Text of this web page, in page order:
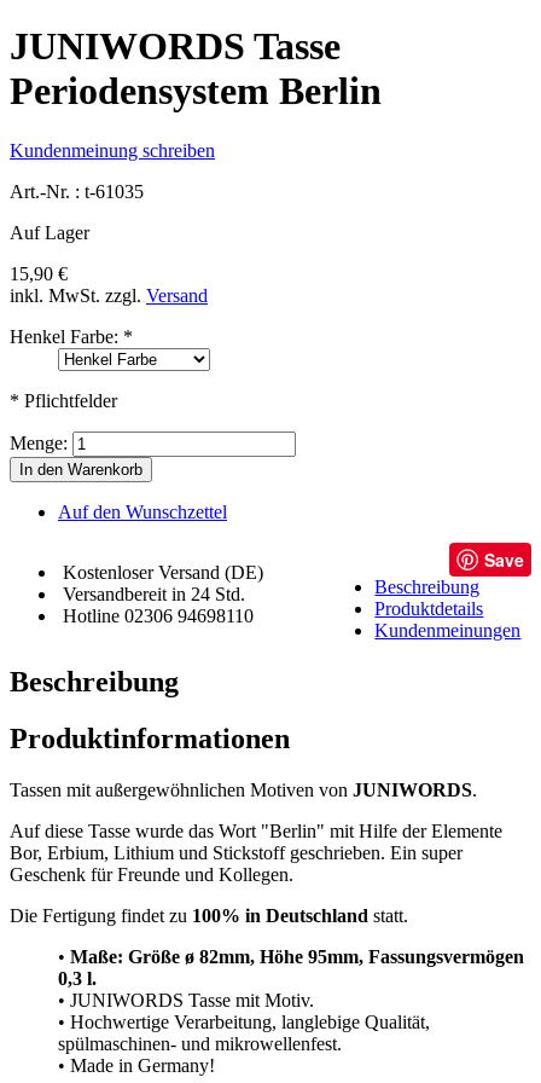
JUNIWORDS Tasse
Periodensystem Berlin
Kundenmeinung schreiben
Art.-Nr. : t-61035
Auf Lager
15,90 €
inkl. MwSt. zzgl. Versand
Henkel Farbe: *
* Pflichtfelder
Menge:
In den Warenkorb
Auf den Wunschzettel
Kostenloser Versand (DE)
Versandbereit in 24 Std.
Hotline 02306 94698110
Save
Beschreibung
Produktdetails
Kundenmeinungen
Beschreibung
Produktinformationen
Tassen mit außergewöhnlichen Motiven von JUNIWORDS.
Auf diese Tasse wurde das Wort "Berlin" mit Hilfe der Elemente
Bor, Erbium, Lithium und Stickstoff geschrieben. Ein super
Geschenk für Freunde und Kollegen.
Die Fertigung findet zu 100% in Deutschland statt.
• Maße: Größe ø 82mm, Höhe 95mm, Fassungsvermögen
0,3 l.
• JUNIWORDS Tasse mit Motiv.
• Hochwertige Verarbeitung, langlebige Qualität,
spülmaschinen- und mikrowellenfest.
• Made in Germany!